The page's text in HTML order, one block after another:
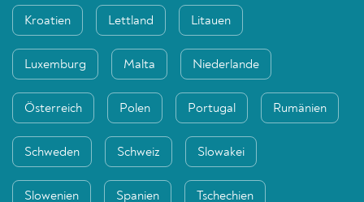
Kroatien Lettland Litauen
Luxemburg Malta Niederlande
Österreich Polen Portugal Rumänien
Schweden Schweiz Slowakei
Slowenien Spanien Tschechien